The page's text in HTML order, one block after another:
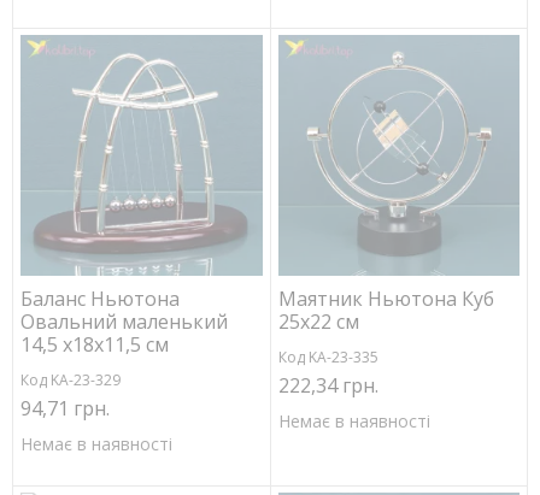
Баланс Ньютона
Овальний маленький
14,5 х18х11,5 см
Код KA-23-329
94,71 грн.
Немає в наявності
Маятник Ньютона Куб
25х22 см
Код KA-23-335
222,34 грн.
Немає в наявності